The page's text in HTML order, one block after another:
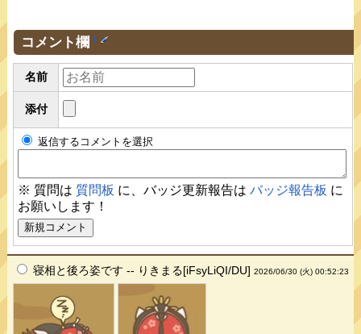
コメント欄 †
名前
添付
返信するコメントを選択
※ 質問は 質問板 に、バッジ更新報告はバッジ報告板 に
お願いします！
寝相と後ろ姿です -- りきまる[iFsyLiQI/DU]2026/06/30 (火) 00:52:23